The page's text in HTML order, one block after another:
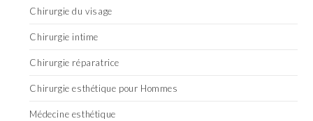
Chirurgie du visage
Chirurgie intime
Chirurgie réparatrice
Chirurgie esthétique pour Hommes
Médecine esthétique